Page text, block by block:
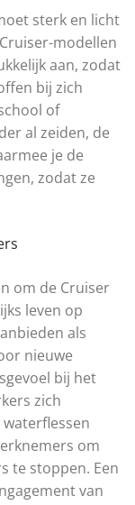
sterk en licht
modellen
aan, zodat
bij zich
of
al zeiden, de
je de
zodat ze
om de Cruiser
leven op
als
nieuwe
bij het
zich
om
te stoppen. Een
van